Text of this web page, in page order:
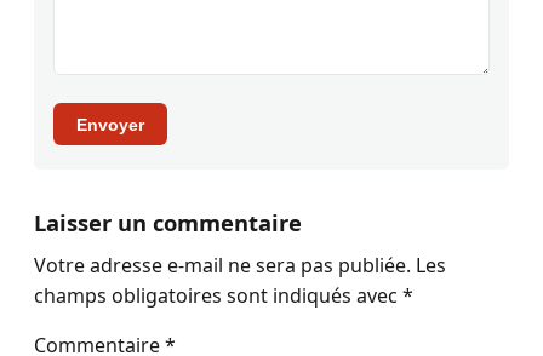
Envoyer
Laisser un commentaire
Votre adresse e-mail ne sera pas publiée. Les
champs obligatoires sont indiqués avec *
Commentaire*